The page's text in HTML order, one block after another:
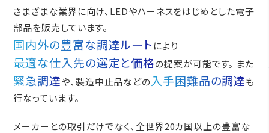
さまざまな業界に向け、LEDやハーネスをはじめとした電子
部品を販売しています。
国内外の豊富な調達ルート により
最適な仕入先の選定と価格の提案が可能です。 また
緊急調達や、製造中止品などの入手困難品の調達も
行なっています。
メーカーとの取引だけでなく、全世界20カ国以上の豊富な